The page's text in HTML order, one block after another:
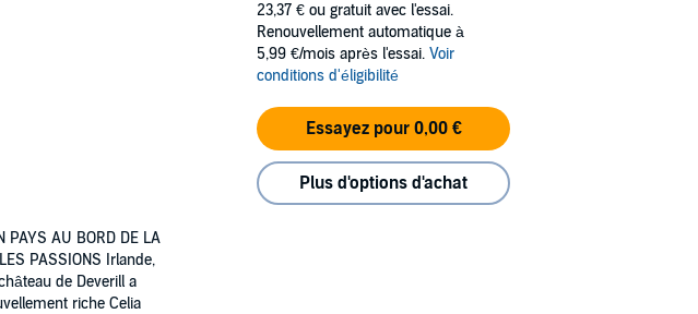
PAYS AU BORD DE LA
PASSIONS Irlande,
de Deverill a
riche Celia
23,37 € ou gratuit avec l'essai.
Renouvellement automatique à
5,99 €/mois après l'essai. Voir
conditions d'éligibilité
Essayez pour 0,00 €
Plus d'options d'achat